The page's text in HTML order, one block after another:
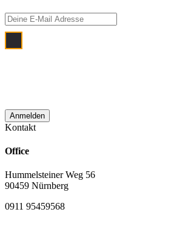
Kontakt
Office
Hummelsteiner Weg 56
90459 Nürnberg
0911 95459568